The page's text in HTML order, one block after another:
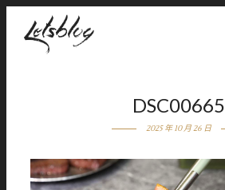
DSC00665
2025 年 10 月 26 日